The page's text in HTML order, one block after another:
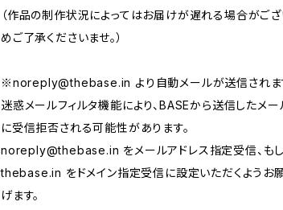
（作品の制作状況によってはお届けが遅れる場合がござ
めご了承くださいませ。）
※noreply@thebase.in より自動メールが送信されま
迷惑メールフィルタ機能により、BASEから送信したメ
に受信拒否される可能性があります。
noreply@thebase.in をメールアドレス指定受信、も
thebase.in をドメイン指定受信に設定いただくようお
げます。